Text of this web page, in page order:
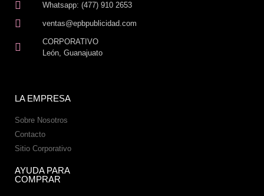
Whatsapp: (477) 910 2653
ventas@epbpublicidad.com
CORPORATIVO
León, Guanajuato
LA EMPRESA
Sobre Nosotros
Contacto
Sitio Corporativo
AYUDA PARA
COMPRAR